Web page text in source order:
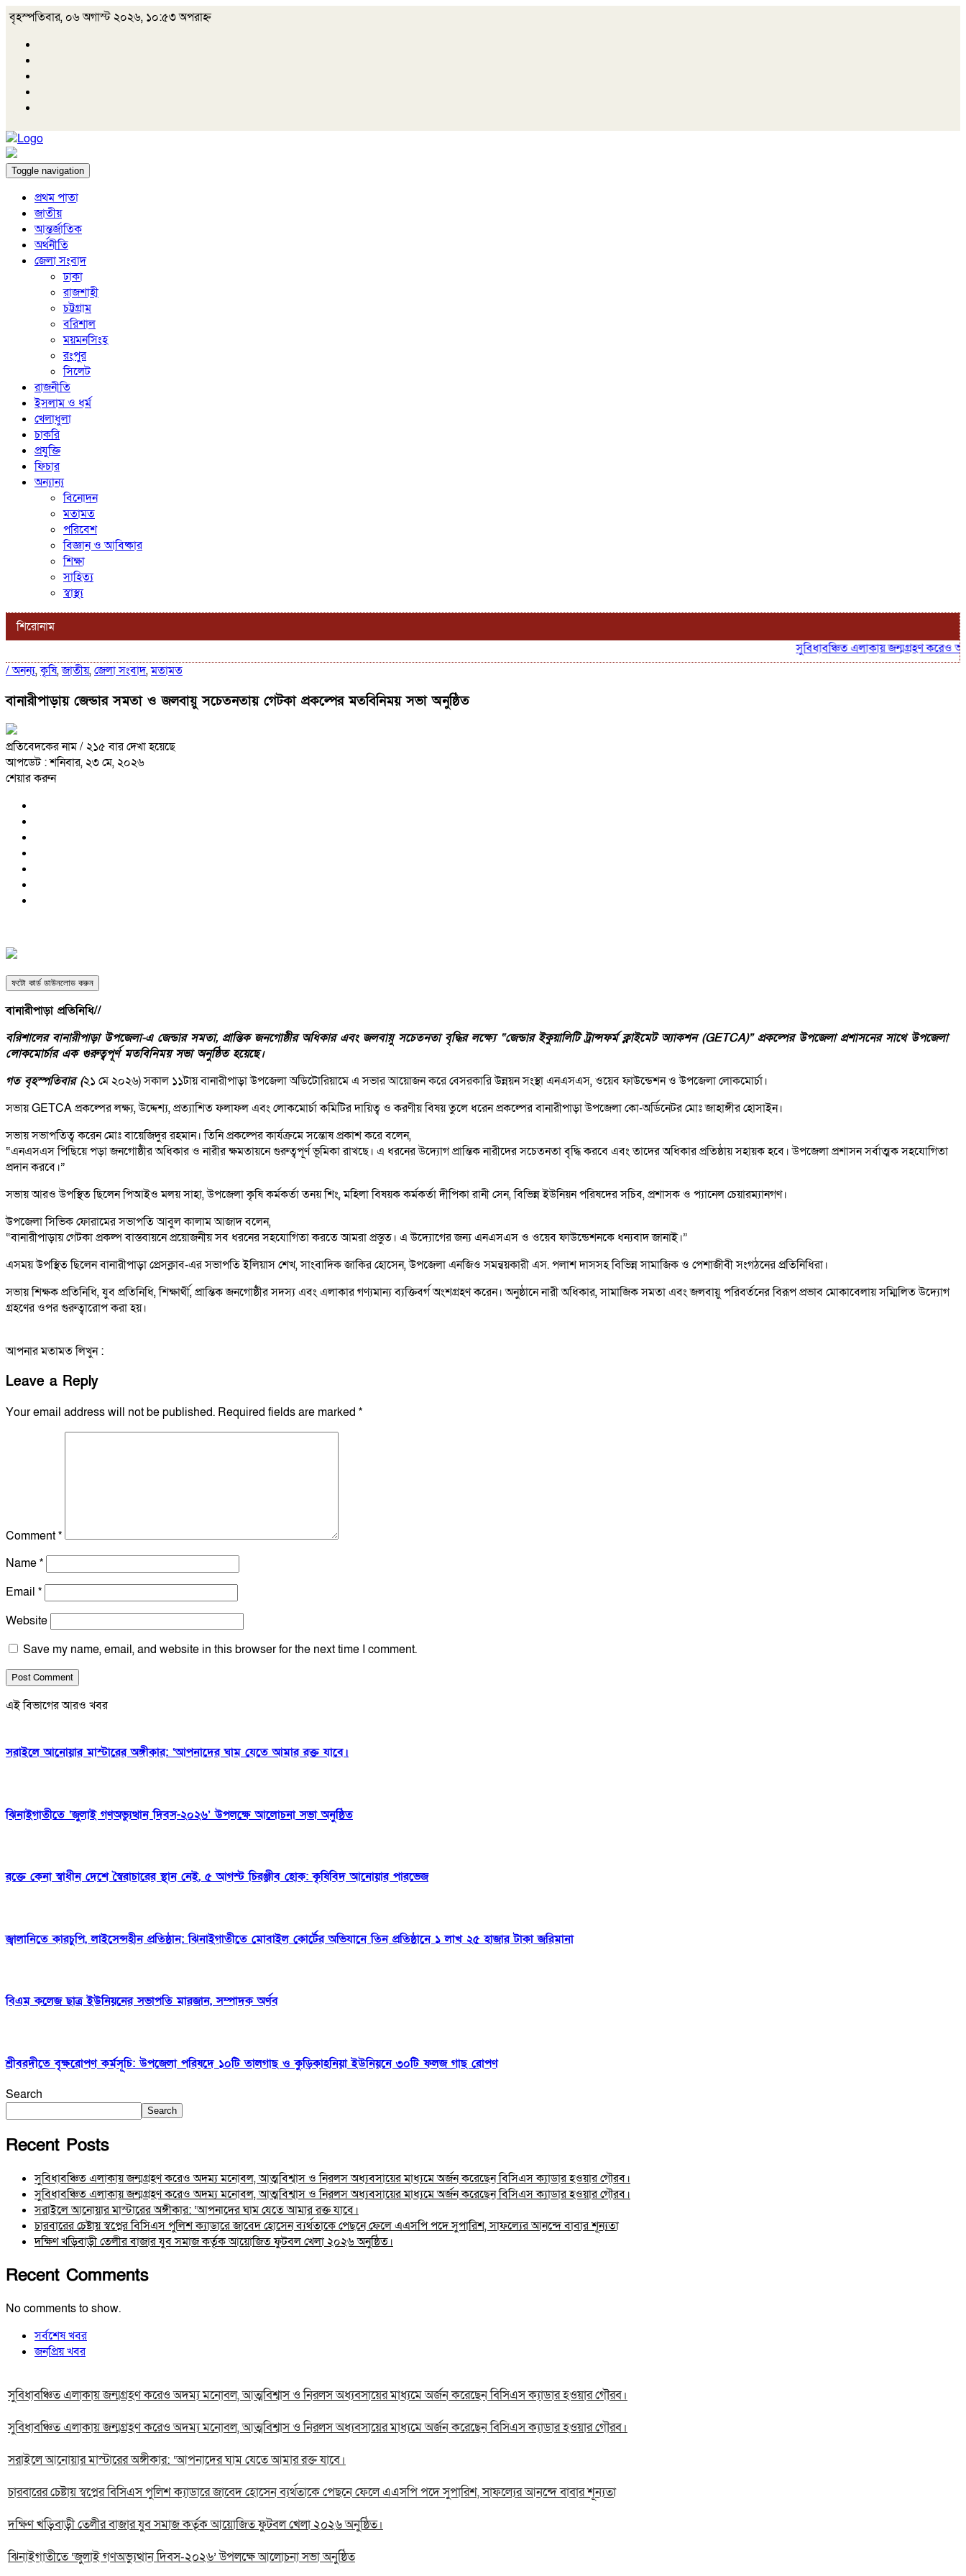
বৃহস্পতিবার, ০৬ অগাস্ট ২০২৬, ১০:৫৩ অপরাহ্ন
Toggle navigation
প্রথম পাতা
জাতীয়
আন্তর্জাতিক
অর্থনীতি
জেলা সংবাদ
ঢাকা
রাজশাহী
চট্টগ্রাম
বরিশাল
ময়মনসিংহ
রংপুর
সিলেট
রাজনীতি
ইসলাম ও ধর্ম
খেলাধুলা
চাকরি
প্রযুক্তি
ফিচার
অন্যান্য
বিনোদন
মতামত
পরিবেশ
বিজ্ঞান ও আবিষ্কার
শিক্ষা
সাহিত্য
স্বাস্থ্য
শিরোনাম
সুবিধাবঞ্চিত এলাকায় জন্মগ্রহণ করেও অদম্য
/অনন্য,কৃষি,জাতীয়,জেলা সংবাদ,মতামত
বানারীপাড়ায় জেন্ডার সমতা ও জলবায়ু সচেতনতায় গেটকা প্রকল্পের মতবিনিময় সভা অনুষ্ঠিত
প্রতিবেদকের নাম/ ২১৫ বার দেখা হয়েছে
আপডেট : শনিবার, ২৩ মে, ২০২৬
শেয়ার করুন
ফটো কার্ড ডাউনলোড করুন
বানারীপাড়া প্রতিনিধি//
বরিশালের বানারীপাড়া উপজেলা-এ জেন্ডার সমতা, প্রান্তিক জনগোষ্ঠীর অধিকার এবং জলবায়ু সচেতনতা বৃদ্ধির লক্ষ্যে “জেন্ডার ইকুয়ালিটি ট্রান্সফর্ম ক্লাইমেট অ্যাকশন (GETCA)” প্রকল্পের উপজেলা প্রশাসনের সাথে উপজেলা
লোকমোর্চার এক গুরুত্বপূর্ণ মতবিনিময় সভা অনুষ্ঠিত হয়েছে।
গত বৃহস্পতিবার (২১ মে ২০২৬) সকাল ১১টায় বানারীপাড়া উপজেলা অডিটোরিয়ামে এ সভার আয়োজন করে বেসরকারি উন্নয়ন সংস্থা এনএসএস, ওয়েব ফাউন্ডেশন ও উপজেলা লোকমোর্চা।
সভায় GETCA প্রকল্পের লক্ষ্য, উদ্দেশ্য, প্রত্যাশিত ফলাফল এবং লোকমোর্চা কমিটির দায়িত্ব ও করণীয় বিষয় তুলে ধরেন প্রকল্পের বানারীপাড়া উপজেলা কো-অর্ডিনেটর মোঃ জাহাঙ্গীর হোসাইন।
সভায় সভাপতিত্ব করেন মোঃ বায়েজিদুর রহমান। তিনি প্রকল্পের কার্যক্রমে সন্তোষ প্রকাশ করে বলেন,
“এনএসএস পিছিয়ে পড়া জনগোষ্ঠীর অধিকার ও নারীর ক্ষমতায়নে গুরুত্বপূর্ণ ভূমিকা রাখছে। এ ধরনের উদ্যোগ প্রান্তিক নারীদের সচেতনতা বৃদ্ধি করবে এবং তাদের অধিকার প্রতিষ্ঠায় সহায়ক হবে। উপজেলা প্রশাসন সর্বাত্মক সহযোগিতা
প্রদান করবে।”
সভায় আরও উপস্থিত ছিলেন পিআইও মলয় সাহা, উপজেলা কৃষি কর্মকর্তা তনয় শিং, মহিলা বিষয়ক কর্মকর্তা দীপিকা রানী সেন, বিভিন্ন ইউনিয়ন পরিষদের সচিব, প্রশাসক ও প্যানেল চেয়ারম্যানগণ।
উপজেলা সিভিক ফোরামের সভাপতি আবুল কালাম আজাদ বলেন,
“বানারীপাড়ায় গেটকা প্রকল্প বাস্তবায়নে প্রয়োজনীয় সব ধরনের সহযোগিতা করতে আমরা প্রস্তুত। এ উদ্যোগের জন্য এনএসএস ও ওয়েব ফাউন্ডেশনকে ধন্যবাদ জানাই।”
এসময় উপস্থিত ছিলেন বানারীপাড়া প্রেসক্লাব-এর সভাপতি ইলিয়াস শেখ, সাংবাদিক জাকির হোসেন, উপজেলা এনজিও সমন্বয়কারী এস. পলাশ দাসসহ বিভিন্ন সামাজিক ও পেশাজীবী সংগঠনের প্রতিনিধিরা।
সভায় শিক্ষক প্রতিনিধি, যুব প্রতিনিধি, শিক্ষার্থী, প্রান্তিক জনগোষ্ঠীর সদস্য এবং এলাকার গণ্যমান্য ব্যক্তিবর্গ অংশগ্রহণ করেন। অনুষ্ঠানে নারী অধিকার, সামাজিক সমতা এবং জলবায়ু পরিবর্তনের বিরূপ প্রভাব মোকাবেলায় সম্মিলিত উদ্যোগ
গ্রহণের ওপর গুরুত্বারোপ করা হয়।
আপনার মতামত লিখুন :
Leave a Reply
Your email address will not be published. Required fields are marked *
Comment*
Name*
Email *
Website
Save my name, email, and website in this browser for the next time I comment.
এই বিভাগের আরও খবর
সরাইলে আনোয়ার মাস্টারের অঙ্গীকার: ‘আপনাদের ঘাম যেতে আমার রক্ত যাবে।
ঝিনাইগাতীতে ‘জুলাই গণঅভ্যুত্থান দিবস-২০২৬’ উপলক্ষে আলোচনা সভা অনুষ্ঠিত
রক্তে কেনা স্বাধীন দেশে স্বৈরাচারের স্থান নেই, ৫ আগস্ট চিরঞ্জীব হোক: কৃষিবিদ আনোয়ার পারভেজ
জ্বালানিতে কারচুপি, লাইসেন্সহীন প্রতিষ্ঠান: ঝিনাইগাতীতে মোবাইল কোর্টের অভিযানে তিন প্রতিষ্ঠানে ১ লাখ ২৫ হাজার টাকা জরিমানা
বিএম কলেজ ছাত্র ইউনিয়নের সভাপতি মারজান, সম্পাদক অর্ণব
শ্রীবরদীতে বৃক্ষরোপণ কর্মসূচি: উপজেলা পরিষদে ১০টি তালগাছ ও কুড়িকাহনিয়া ইউনিয়নে ৩০টি ফলজ গাছ রোপণ
Search
Search
Recent Posts
সুবিধাবঞ্চিত এলাকায় জন্মগ্রহণ করেও অদম্য মনোবল, আত্মবিশ্বাস ও নিরলস অধ্যবসায়ের মাধ্যমে অর্জন করেছেন বিসিএস ক্যাডার হওয়ার গৌরব।
সুবিধাবঞ্চিত এলাকায় জন্মগ্রহণ করেও অদম্য মনোবল, আত্মবিশ্বাস ও নিরলস অধ্যবসায়ের মাধ্যমে অর্জন করেছেন বিসিএস ক্যাডার হওয়ার গৌরব।
সরাইলে আনোয়ার মাস্টারের অঙ্গীকার: ‘আপনাদের ঘাম যেতে আমার রক্ত যাবে।
চারবারের চেষ্টায় স্বপ্নের বিসিএস পুলিশ ক্যাডারে জাবেদ হোসেন ব্যর্থতাকে পেছনে ফেলে এএসপি পদে সুপারিশ, সাফল্যের আনন্দে বাবার শূন্যতা
দক্ষিণ খড়িবাড়ী তেলীর বাজার যুব সমাজ কর্তৃক আয়োজিত ফুটবল খেলা ২০২৬ অনুষ্ঠিত।
Recent Comments
No comments to show.
সর্বশেষ খবর
জনপ্রিয় খবর
সুবিধাবঞ্চিত এলাকায় জন্মগ্রহণ করেও অদম্য মনোবল, আত্মবিশ্বাস ও নিরলস অধ্যবসায়ের মাধ্যমে অর্জন করেছেন বিসিএস ক্যাডার হওয়ার গৌরব।
সুবিধাবঞ্চিত এলাকায় জন্মগ্রহণ করেও অদম্য মনোবল, আত্মবিশ্বাস ও নিরলস অধ্যবসায়ের মাধ্যমে অর্জন করেছেন বিসিএস ক্যাডার হওয়ার গৌরব।
সরাইলে আনোয়ার মাস্টারের অঙ্গীকার: ‘আপনাদের ঘাম যেতে আমার রক্ত যাবে।
চারবারের চেষ্টায় স্বপ্নের বিসিএস পুলিশ ক্যাডারে জাবেদ হোসেন ব্যর্থতাকে পেছনে ফেলে এএসপি পদে সুপারিশ, সাফল্যের আনন্দে বাবার শূন্যতা
দক্ষিণ খড়িবাড়ী তেলীর বাজার যুব সমাজ কর্তৃক আয়োজিত ফুটবল খেলা ২০২৬ অনুষ্ঠিত।
ঝিনাইগাতীতে ‘জুলাই গণঅভ্যুত্থান দিবস-২০২৬’ উপলক্ষে আলোচনা সভা অনুষ্ঠিত